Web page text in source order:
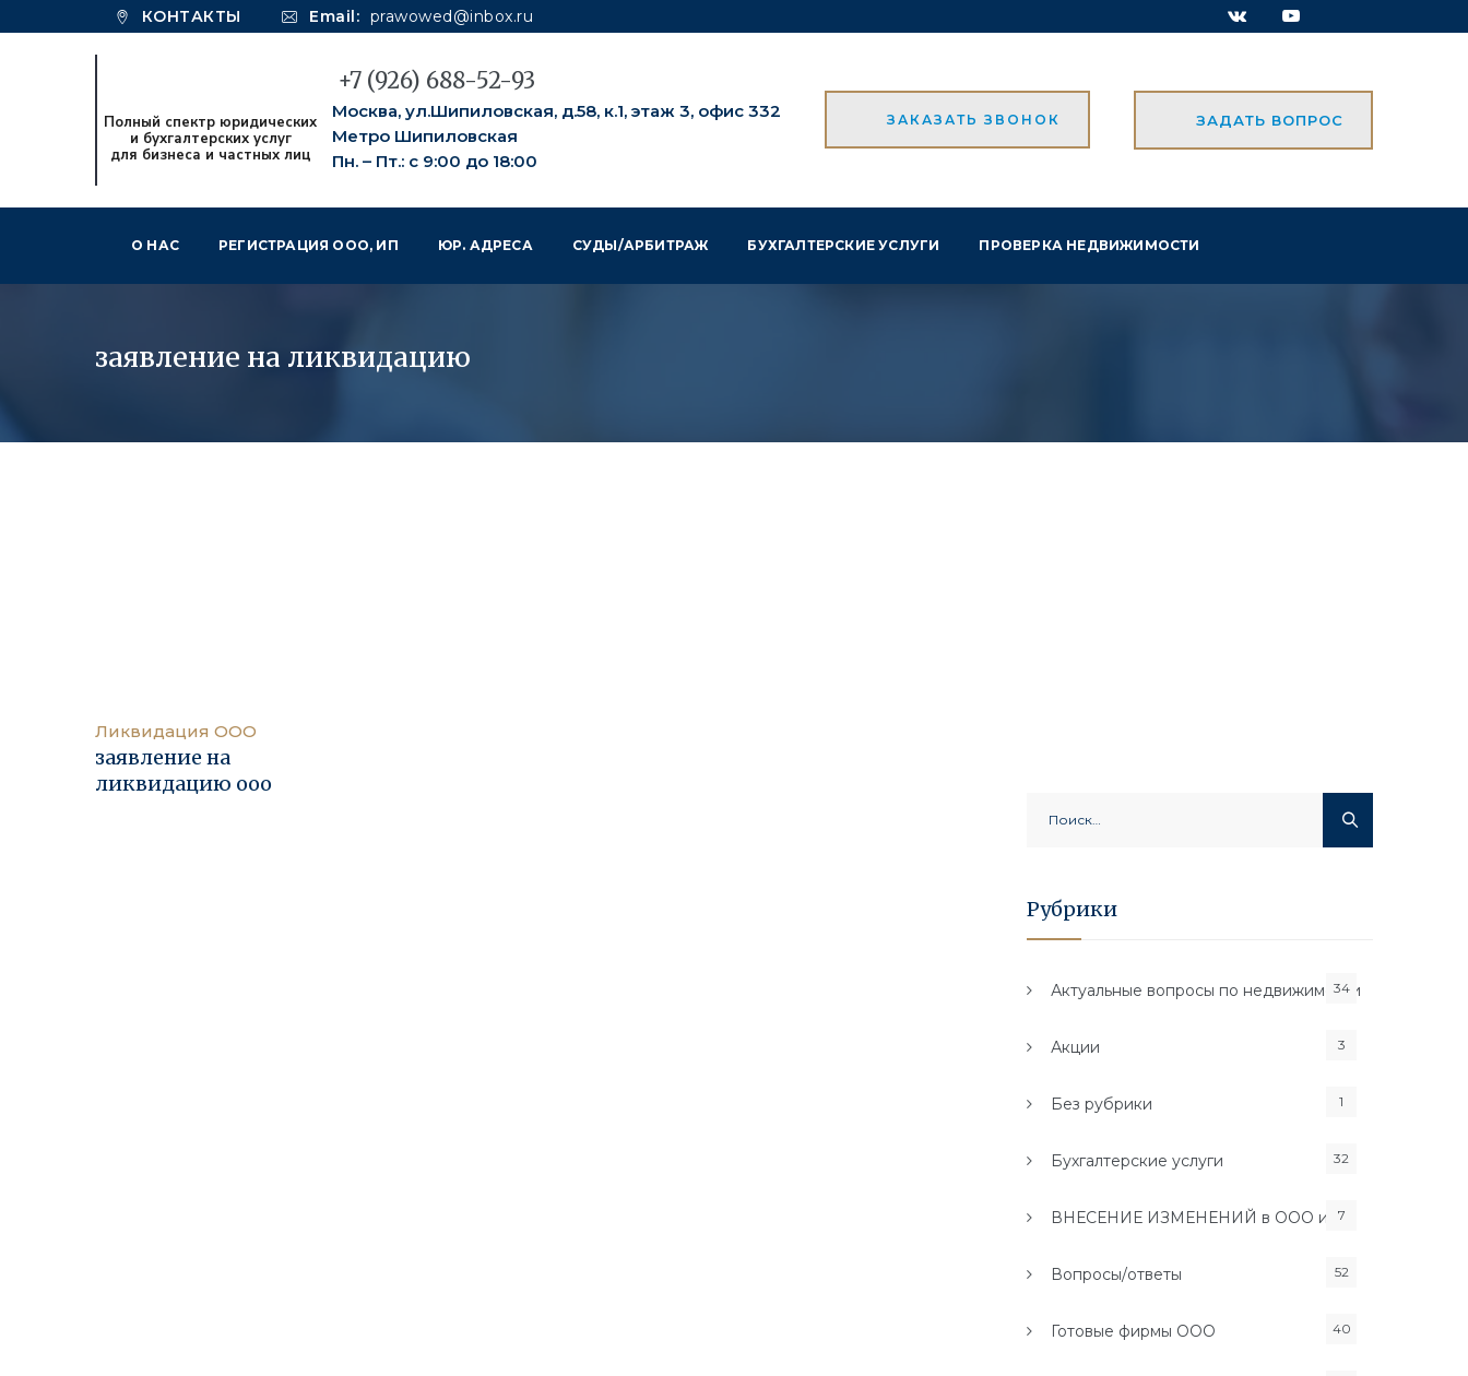
КОНТАКТЫ Email: prawowed@inbox.ru
+7 (926) 688-52-93
Москва, ул.Шипиловская, д.58, к.1, этаж 3, офис 332
Метро Шипиловская
Пн. – Пт.: с 9:00 до 18:00
ЗАКАЗАТЬ ЗВОНОК ЗАДАТЬ ВОПРОС
О НАС РЕГИСТРАЦИЯ ООО, ИП ЮР. АДРЕСА СУДЫ/АРБИТРАЖ БУХГАЛТЕРСКИЕ УСЛУГИ ПРОВЕРКА НЕДВИЖИМОСТИ
заявление на ликвидацию
Ликвидация ООО
заявление на
ликвидацию ооо
Рубрики
Актуальные вопросы по недвижимости
34
Акции 3
Без рубрики 1
Бухгалтерские услуги 32
ВНЕСЕНИЕ ИЗМЕНЕНИЙ в ООО и ИП
7
Вопросы/ответы 52
Готовые фирмы ООО 40